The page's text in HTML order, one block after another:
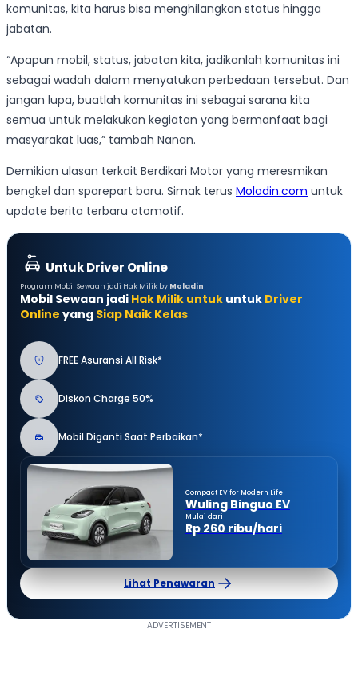
komunitas, kita harus bisa menghilangkan status hingga
jabatan.
“Apapun mobil, status, jabatan kita, jadikanlah komunitas ini
sebagai wadah dalam menyatukan perbedaan tersebut. Dan
jangan lupa, buatlah komunitas ini sebagai sarana kita
semua untuk melakukan kegiatan yang bermanfaat bagi
masyarakat luas,” tambah Nanan.
Demikian ulasan terkait Berdikari Motor yang meresmikan
bengkel dan sparepart baru. Simak terus Moladin.com untuk
update berita terbaru otomotif.
Untuk Driver Online
Program Mobil Sewaan jadi Hak Milik by Moladin
Mobil Sewaan jadi Hak Milik untuk untuk Driver
Online yang Siap Naik Kelas
FREE Asuransi All Risk*
Diskon Charge 50%
Mobil Diganti Saat Perbaikan*
Compact EV for Modern Life
Wuling Binguo EV
Mulai dari
Rp 260 ribu/hari
Lihat Penawaran